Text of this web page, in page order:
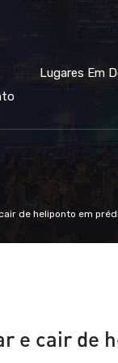
Lugares Em
de heliponto em
e cair de